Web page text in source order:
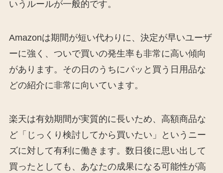
いうルールが一般的です。
Amazonは期間が短い代わりに、決定が早いユーザ
ーに強く、ついで買いの発生率も非常に高い傾向
があります。その日のうちにパッと買う日用品な
どの紹介に非常に向いています。
楽天は有効期間が実質的に長いため、高額商品な
ど「じっくり検討してから買いたい」というニー
ズに対して有利に働きます。数日後に思い出して
買ったとしても、あなたの成果になる可能性が高